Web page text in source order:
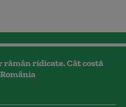
ridicate. Cât costă